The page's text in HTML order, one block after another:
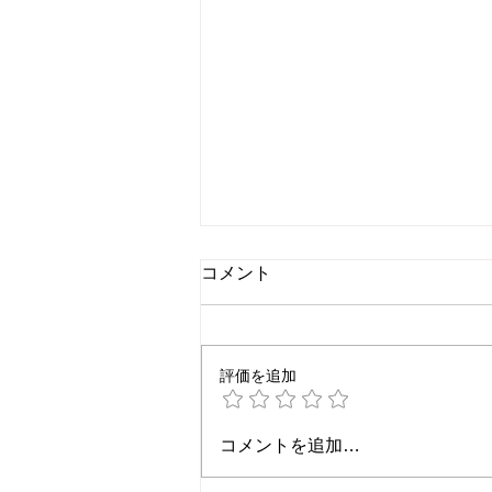
常識が違う、キントーン界隈
コメント
評価を追加
コメントを追加…